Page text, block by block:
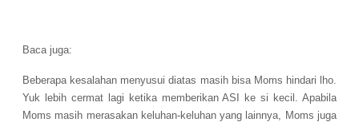
Baca juga:
Beberapa kesalahan menyusui diatas masih bisa Moms hindari lho.
Yuk lebih cermat lagi ketika memberikan ASI ke si kecil. Apabila
Moms masih merasakan keluhan-keluhan yang lainnya, Moms juga